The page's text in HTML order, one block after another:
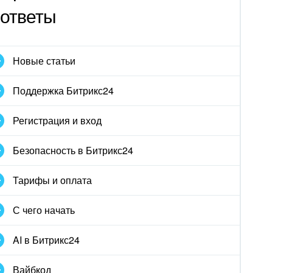
ответы
Новые статьи
Поддержка Битрикс24
Регистрация и вход
Безопасность в Битрикс24
Тарифы и оплата
С чего начать
AI в Битрикс24
Вайбкод